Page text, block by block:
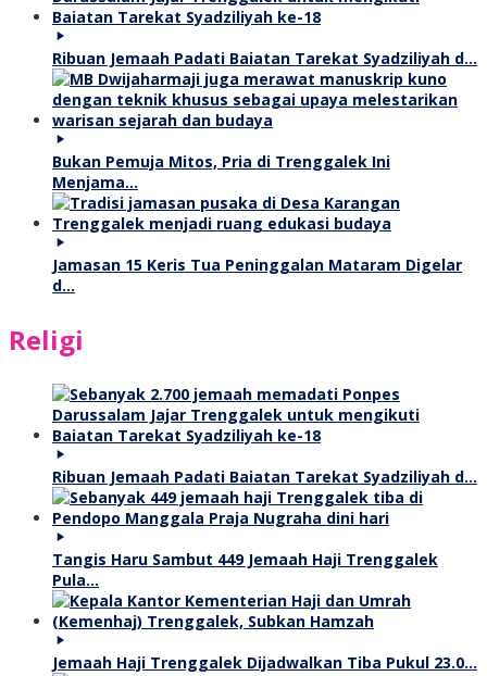
Ribuan Jemaah Padati Baiatan Tarekat Syadziliyah d…
Bukan Pemuja Mitos, Pria di Trenggalek Ini
Menjama…
Jamasan 15 Keris Tua Peninggalan Mataram Digelar
d…
Religi
Ribuan Jemaah Padati Baiatan Tarekat Syadziliyah d…
Tangis Haru Sambut 449 Jemaah Haji Trenggalek
Pula…
Jemaah Haji Trenggalek Dijadwalkan Tiba Pukul 23.0…